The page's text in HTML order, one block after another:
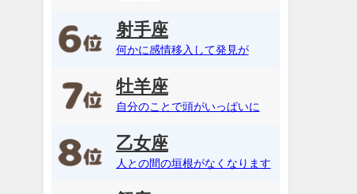
射手座
何かに感情移入して発見が
牡羊座
自分のことで頭がいっぱいに
乙女座
人との間の垣根がなくなります